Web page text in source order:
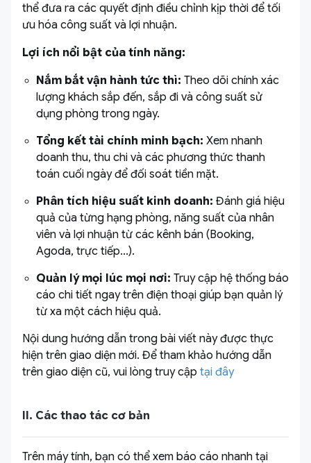
thể đưa ra các quyết định điều chỉnh kịp thời để tối
ưu hóa công suất và lợi nhuận.
Lợi ích nổi bật của tính năng:
Nắm bắt vận hành tức thì: Theo dõi chính xác
lượng khách sắp đến, sắp đi và công suất sử
dụng phòng trong ngày.
Tổng kết tài chính minh bạch: Xem nhanh
doanh thu, thu chi và các phương thức thanh
toán cuối ngày để đối soát tiền mặt.
Phân tích hiệu suất kinh doanh: Đánh giá hiệu
quả của từng hạng phòng, năng suất của nhân
viên và lợi nhuận từ các kênh bán (Booking,
Agoda, trực tiếp...).
Quản lý mọi lúc mọi nơi: Truy cập hệ thống báo
cáo chi tiết ngay trên điện thoại giúp bạn quản lý
từ xa một cách hiệu quả.
Nội dung hướng dẫn trong bài viết này được thực
hiện trên giao diện mới. Để tham khảo hướng dẫn
trên giao diện cũ, vui lòng truy cập tại đây
II. Các thao tác cơ bản
Trên máy tính, bạn có thể xem báo cáo nhanh tại